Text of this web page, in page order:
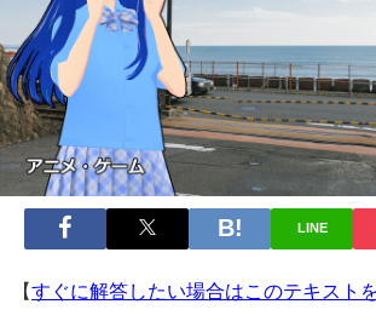
LINE
【すぐに解答したい場合はこのテキスト